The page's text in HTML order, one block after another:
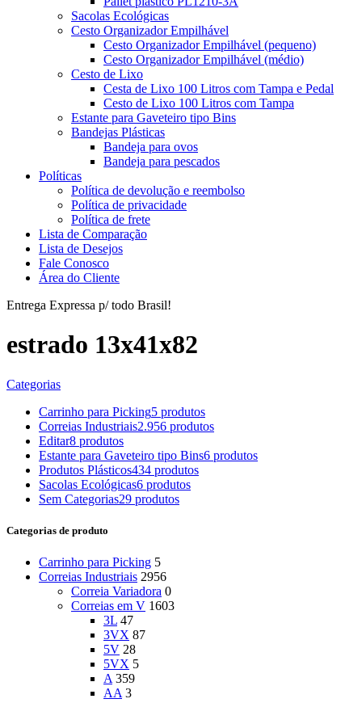
Sacolas Ecológicas
Cesto Organizador Empilhável
Cesto Organizador Empilhável (pequeno)
Cesto Organizador Empilhável (médio)
Cesto de Lixo
Cesta de Lixo 100 Litros com Tampa e Pedal
Cesto de Lixo 100 Litros com Tampa
Estante para Gaveteiro tipo Bins
Bandejas Plásticas
Bandeja para ovos
Bandeja para pescados
Políticas
Política de devolução e reembolso
Política de privacidade
Política de frete
Lista de Comparação
Lista de Desejos
Fale Conosco
Área do Cliente
Entrega Expressa p/ todo Brasil!
estrado 13x41x82
Categorias
Carrinho para Picking5 produtos
Correias Industriais2.956 produtos
Editar8 produtos
Estante para Gaveteiro tipo Bins6 produtos
Produtos Plásticos434 produtos
Sacolas Ecológicas6 produtos
Sem Categorias29 produtos
Categorias de produto
Carrinho para Picking 5
Correias Industriais 2956
Correia Variadora 0
Correias em V 1603
3L 47
3VX 87
5V 28
5VX 5
A 359
AA 3